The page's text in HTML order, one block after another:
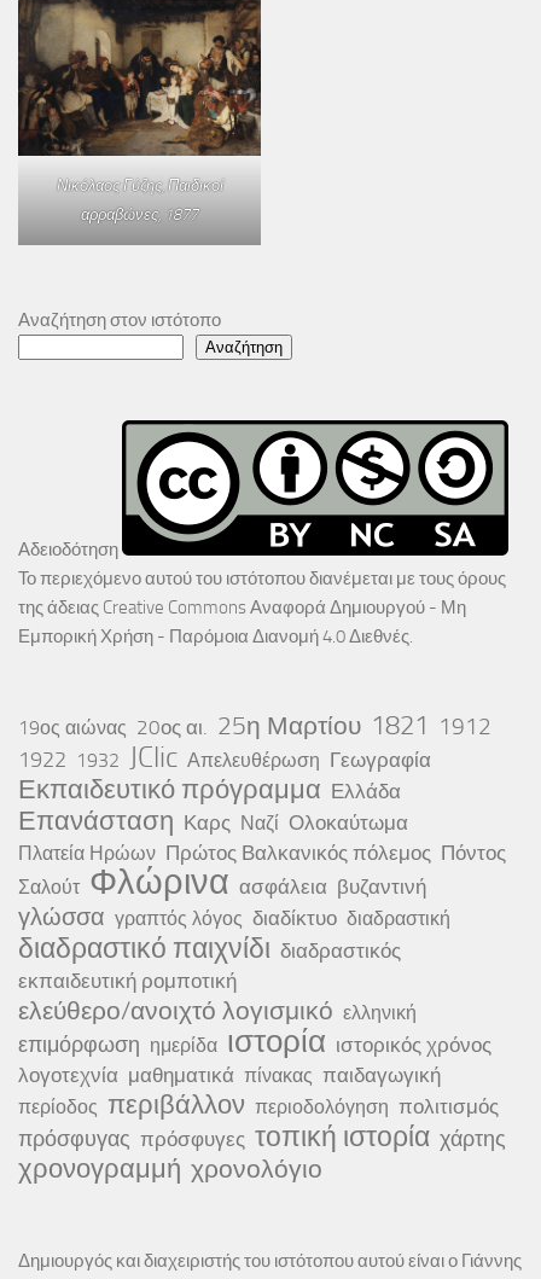
Νικόλαος Γύζης,Παιδικοί
αρραβώνες, 1877
Αναζήτηση στον ιστότοπο
Αναζήτηση
Αδειοδότηση
Το περιεχόμενο αυτού του ιστότοπου διανέμεται με τους όρους
της άδειας Creative Commons Αναφορά Δημιουργού - Μη
Εμπορική Χρήση - Παρόμοια Διανομή 4.0 Διεθνές.
19ος αιώνας 20ος αι. 25η Μαρτίου 1821 1912
1922 1932 JClic Απελευθέρωση Γεωγραφία
Εκπαιδευτικό πρόγραμμα Ελλάδα
Επανάσταση Καρς Ναζί Ολοκαύτωμα
Πλατεία Ηρώων Πρώτος Βαλκανικός πόλεμος Πόντος
Σαλούτ Φλώρινα ασφάλεια βυζαντινή
γλώσσα γραπτός λόγος διαδίκτυο διαδραστική
διαδραστικό παιχνίδι διαδραστικός
εκπαιδευτική ρομποτική
ελεύθερο/ανοιχτό λογισμικό ελληνική
επιμόρφωση ημερίδα ιστορία ιστορικός χρόνος
λογοτεχνία μαθηματικά πίνακας παιδαγωγική
περίοδος περιβάλλον περιοδολόγηση πολιτισμός
πρόσφυγας πρόσφυγες τοπική ιστορία χάρτης
χρονογραμμή χρονολόγιο
Δημιουργός και διαχειριστής του ιστότοπου αυτού είναι ο Γιάννης